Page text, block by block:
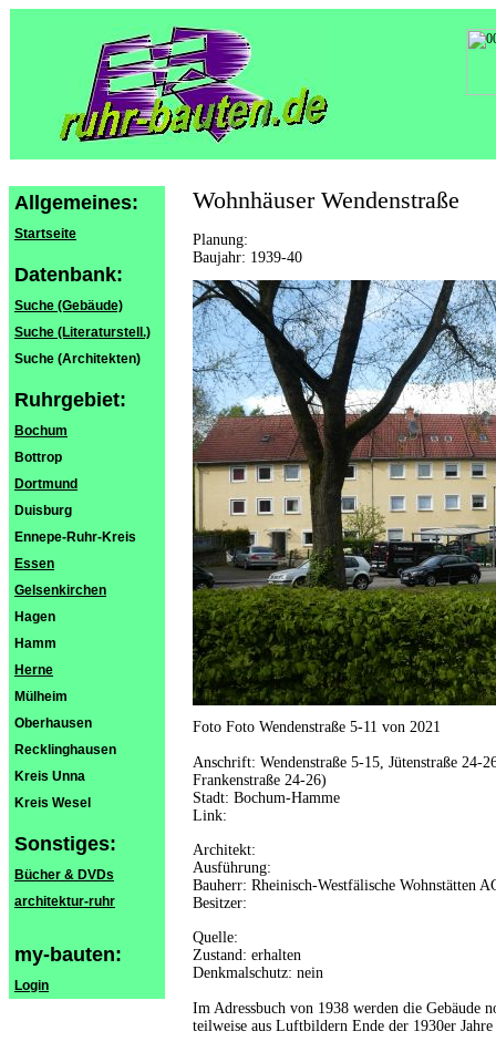
Allgemeines:
Startseite
Datenbank:
Suche (Gebäude)
Suche (Literaturstell.)
Suche (Architekten)
Ruhrgebiet:
Bochum
Bottrop
Dortmund
Duisburg
Ennepe-Ruhr-Kreis
Essen
Gelsenkirchen
Hagen
Hamm
Herne
Mülheim
Oberhausen
Recklinghausen
Kreis Unna
Kreis Wesel
Sonstiges:
Bücher & DVDs
architektur-ruhr
my-bauten:
Login
Wohnhäuser Wendenstraße
Planung:
Baujahr: 1939-40
Foto Foto Wendenstraße 5-11 von 2021
Anschrift: Wendenstraße 5-15, Jütenstraße 24-
Frankenstraße 24-26)
Stadt: Bochum-Hamme
Link:
Architekt:
Ausführung:
Bauherr: Rheinisch-Westfälische Wohnstätten
Besitzer:
Quelle:
Zustand: erhalten
Denkmalschutz: nein
Im Adressbuch von 1938 werden die Gebäude
teilweise aus Luftbildern Ende der 1930er Jahre